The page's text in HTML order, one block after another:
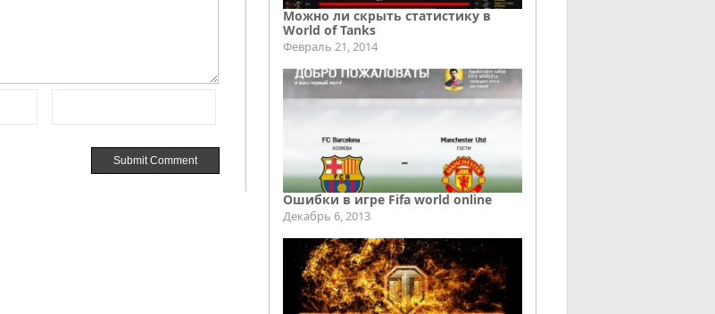
Можно ли скрыть статистику в
World of Tanks
Февраль 21, 2014
Ошибки в игре Fifa world online
Декабрь 6, 2013